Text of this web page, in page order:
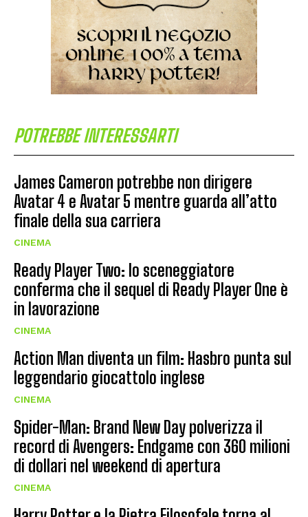
POTREBBE INTERESSARTI
James Cameron potrebbe non dirigere
Avatar 4 e Avatar 5 mentre guarda all’atto
finale della sua carriera
CINEMA
Ready Player Two: lo sceneggiatore
conferma che il sequel di Ready Player One è
in lavorazione
CINEMA
Action Man diventa un film: Hasbro punta sul
leggendario giocattolo inglese
CINEMA
Spider-Man: Brand New Day polverizza il
record di Avengers: Endgame con 360 milioni
di dollari nel weekend di apertura
CINEMA